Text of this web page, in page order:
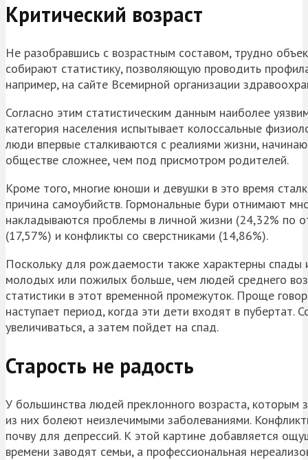
Критический возраст
Не разобравшись с возрастным составом, трудно
собирают статистику, позволяющую проводить
например, на сайте Всемирной организации
Согласно этим статистическим данным наиболее
категория населения испытывает колоссальные
люди впервые сталкиваются с реалиями жизни,
обществе сложнее, чем под присмотром родителей.
Кроме того, многие юноши и девушки в это время
причина самоубийств. Гормональные бури отнимают
накладываются проблемы в личной жизни (24,32% по
(17,57%) и конфликты со сверстниками (14,86%).
Поскольку для рождаемости также характерны
молодых или пожилых больше, чем людей среднего
статистики в этот временной промежуток. Проще
наступает период, когда эти дети входят в пубертат.
увеличиваться, а затем пойдет на спад.
Старость не радость
У большинства людей преклонного возраста, которым
из них болеют неизлечимыми заболеваниями.
почву для депрессий. К этой картине добавляется
времени заводят семьи, а профессиональная